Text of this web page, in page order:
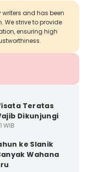
and has been
We strive to provide
ensuring high
Teratas
Dikunjungi
WIB
ke Slanik
Wahana